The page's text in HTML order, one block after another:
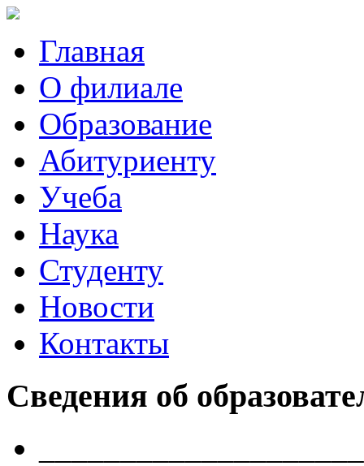
Главная
О филиале
Образование
Абитуриенту
Учеба
Наука
Студенту
Новости
Контакты
Сведения об